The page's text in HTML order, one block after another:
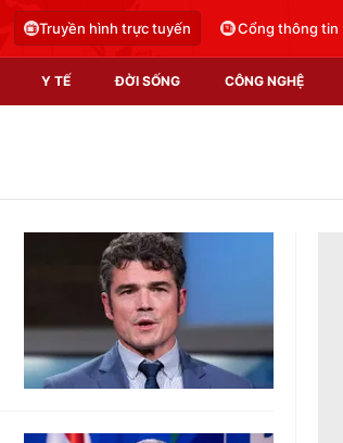
Truyền hình trực tuyến Cổng thông tin
Y TẾ ĐỜI SỐNG CÔNG NGHỆ
Video
Shorts video
Podcast
EMagazine
Photo